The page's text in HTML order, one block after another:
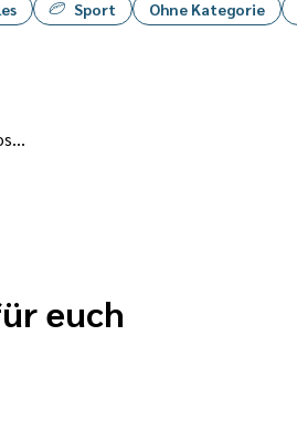
Sport Ohne Kategorie
euch